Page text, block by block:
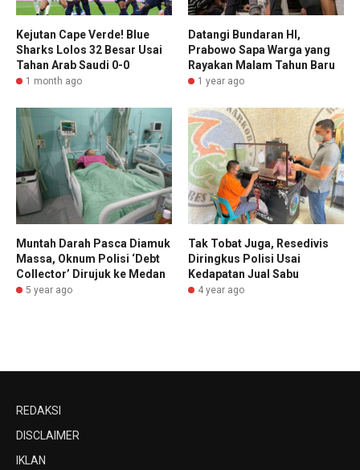
Kejutan Cape Verde! Blue
Sharks Lolos 32 Besar Usai
Tahan Arab Saudi 0-0
1 month ago
Datangi Bundaran HI,
Prabowo Sapa Warga yang
Rayakan Malam Tahun Baru
1 year ago
Muntah Darah Pasca Diamuk
Massa, Oknum Polisi ‘Debt
Collector’ Dirujuk ke Medan
5 year ago
Tak Tobat Juga, Resedivis
Diringkus Polisi Usai
Kedapatan Jual Sabu
4 year ago
REDAKSI
DISCLAIMER
IKLAN